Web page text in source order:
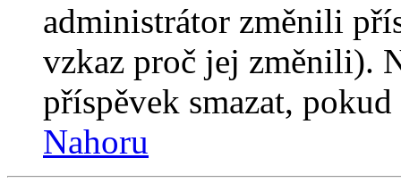
administrátor změnili
vzkaz proč jej změnili).
příspěvek smazat,
Nahoru